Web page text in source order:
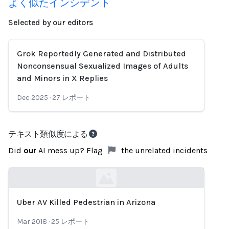
よく似たインシデント
Selected by our editors
Grok Reportedly Generated and Distributed
Nonconsensual Sexualized Images of Adults
and Minors in X Replies
Dec 2025 · 27 レポート
テキスト類似度による
Did our AI mess up? Flag the unrelated incidents
Uber AV Killed Pedestrian in Arizona
Mar 2018 · 25 レポート